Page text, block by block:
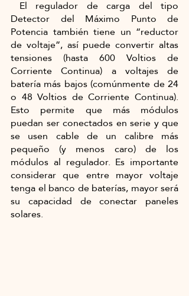
Detector del Máximo Punto de
Potencia también tiene un “reductor
de voltaje”, así puede convertir altas
tensiones (hasta 600 Voltios de
Corriente Continua) a voltajes de
batería más bajos (comúnmente de 24
o 48 Voltios de Corriente Continua).
Esto permite que más módulos
puedan ser conectados en serie y que
se usen cable de un calibre más
pequeño (y menos caro) de los
módulos al regulador. Es importante
considerar que entre mayor voltaje
tenga el banco de baterías, mayor será
su capacidad de conectar paneles
solares.